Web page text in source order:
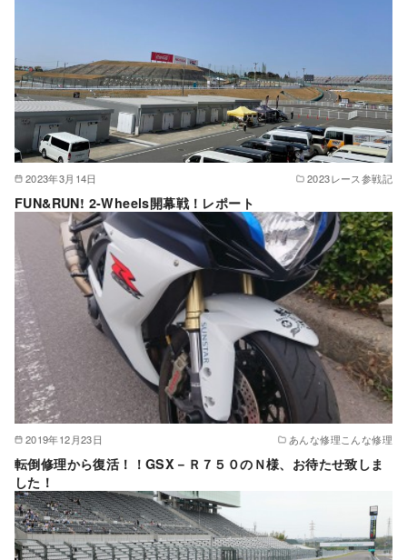
2023年3月14日 2023レース参戦記
FUN&RUN! 2-Wheels開幕戦！レポート
2019年12月23日 あんな修理こんな修理
転倒修理から復活！！GSX－Ｒ７５０のＮ様、お待たせ致しま
した！